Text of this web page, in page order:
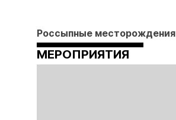
Россыпные месторождения
МЕРОПРИЯТИЯ